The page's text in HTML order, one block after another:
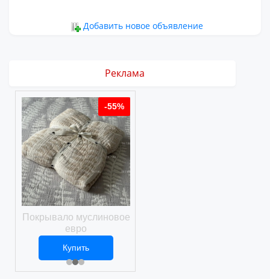
Добавить новое объявление
Реклама
-55%
Покрывало муслиновое
евро
2 469 ₽
Купить